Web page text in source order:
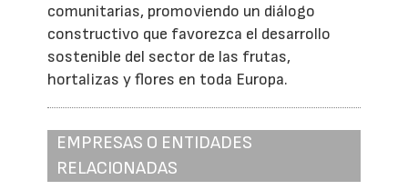
comunitarias, promoviendo un diálogo
constructivo que favorezca el desarrollo
sostenible del sector de las frutas,
hortalizas y flores en toda Europa.
EMPRESAS O ENTIDADES
RELACIONADAS